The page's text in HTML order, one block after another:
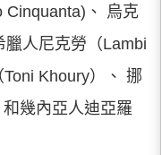
Cinquanta)、 烏克
人尼克勞（Lambi
Khoury）、 挪
幾內亞人迪亞羅